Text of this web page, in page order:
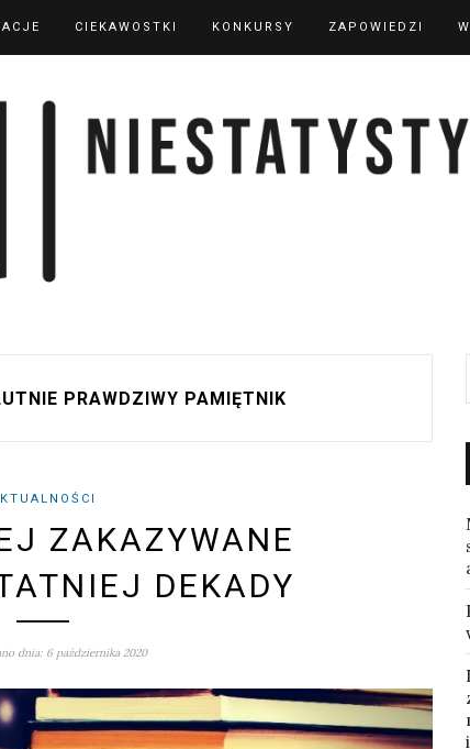
CIEKAWOSTKI KONKURSY ZAPOWIEDZI
PRAWDZIWY PAMIĘTNIK
ZAKAZYWANE
DEKADY
dnia: 6 października 2020